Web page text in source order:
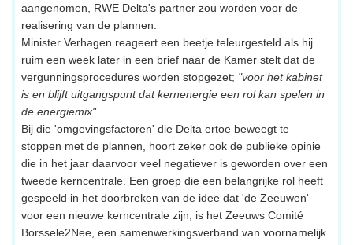
aangenomen, RWE Delta's partner zou worden voor de
realisering van de plannen.
Minister Verhagen reageert een beetje teleurgesteld als hij
ruim een week later in een brief naar de Kamer stelt dat de
vergunningsprocedures worden stopgezet; "voor het kabinet
is en blijft uitgangspunt dat kernenergie een rol kan spelen in
de energiemix".
Bij die 'omgevingsfactoren' die Delta ertoe beweegt te
stoppen met de plannen, hoort zeker ook de publieke opinie
die in het jaar daarvoor veel negatiever is geworden over een
tweede kerncentrale. Een groep die een belangrijke rol heeft
gespeeld in het doorbreken van de idee dat 'de Zeeuwen'
voor een nieuwe kerncentrale zijn, is het Zeeuws Comité
Borssele2Nee, een samenwerkingsverband van voornamelijk